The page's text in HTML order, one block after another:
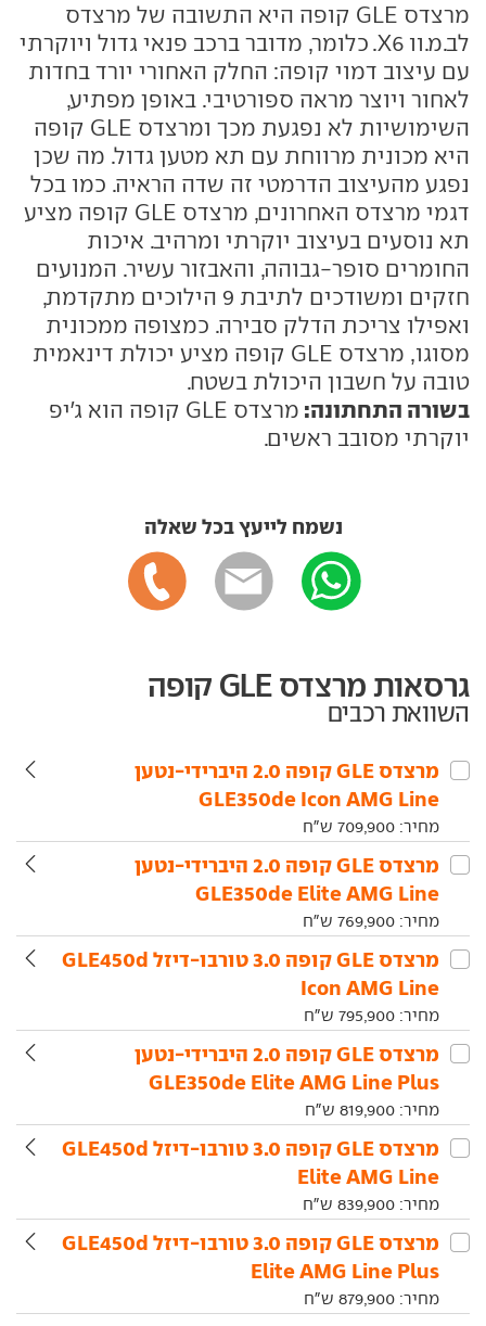
מרצדס GLE קופה היא התשובה של מרצדס
לב.מ.וו X6. כלומר, מדובר ברכב פנאי גדול ויוקרתי
עם עיצוב דמוי קופה: החלק האחורי יורד בחדות
לאחור ויוצר מראה ספורטיבי. באופן מפתיע,
השימושיות לא נפגעת מכך ומרצדס GLE קופה
היא מכונית מרווחת עם תא מטען גדול. מה שכן
נפגע מהעיצוב הדרמטי זה שדה הראיה. כמו בכל
דגמי מרצדס האחרונים, מרצדס GLE קופה מציע
תא נוסעים בעיצוב יוקרתי ומרהיב. איכות
החומרים סופר-גבוהה, והאבזור עשיר. המנועים
חזקים ומשודכים לתיבת 9 הילוכים מתקדמת,
ואפילו צריכת הדלק סבירה. כמצופה ממכונית
מסוגו, מרצדס GLE קופה מציע יכולת דינאמית
טובה על חשבון היכולת בשטח.
בשורה התחתונה:
מרצדס GLE קופה הוא ג'יפ
יוקרתי מסובב ראשים.
נשמח לייעץ בכל שאלה
גרסאות מרצדס GLE קופה
השוואת רכבים
מרצדס‏ GLE קופה‏ 2.0 היברידי-נטען
GLE350de Icon AMG Line
מחיר: 709,900 ש"ח
מרצדס‏ GLE קופה‏ 2.0 היברידי-נטען
GLE350de Elite AMG Line
מחיר: 769,900 ש"ח
מרצדס‏ GLE קופה‏ 3.0 טורבו-דיזל GLE450d
Icon AMG Line
מחיר: 795,900 ש"ח
מרצדס‏ GLE קופה‏ 2.0 היברידי-נטען
GLE350de Elite AMG Line Plus
מחיר: 819,900 ש"ח
מרצדס‏ GLE קופה‏ 3.0 טורבו-דיזל GLE450d
Elite AMG Line
מחיר: 839,900 ש"ח
מרצדס‏ GLE קופה‏ 3.0 טורבו-דיזל GLE450d
Elite AMG Line Plus
מחיר: 879,900 ש"ח